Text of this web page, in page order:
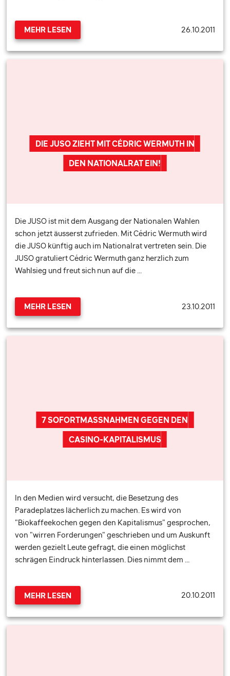
MEHR LESEN 26.10.2011
DIE JUSO ZIEHT MIT CÉDRIC WERMUTH IN
DEN NATIONALRAT EIN!
Die JUSO ist mit dem Ausgang der Nationalen Wahlen
schon jetzt äusserst zufrieden. Mit Cédric Wermuth wird
die JUSO künftig auch im Nationalrat vertreten sein. Die
JUSO gratuliert Cédric Wermuth ganz herzlich zum
Wahlsieg und freut sich nun auf die …
MEHR LESEN 23.10.2011
7 SOFORTMASSNAHMEN GEGEN DEN
CASINO-KAPITALISMUS
In den Medien wird versucht, die Besetzung des
Paradeplatzes lächerlich zu machen. Es wird von
"Biokaffeekochen gegen den Kapitalismus" gesprochen,
von "wirren Forderungen" geschrieben und um Auskunft
werden gezielt Leute gefragt, die einen möglichst
schrägen Eindruck hinterlassen. Dies nimmt dem …
MEHR LESEN 20.10.2011